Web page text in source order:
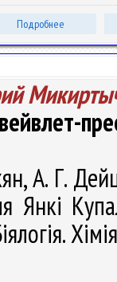
Подробнее
А. Г.
Янкі